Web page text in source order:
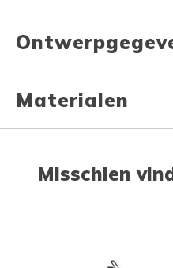
Materialen
Misschien